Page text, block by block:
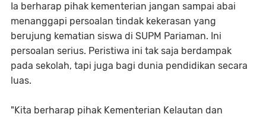
Ia berharap pihak kementerian jangan sampai abai
menanggapi persoalan tindak kekerasan yang
berujung kematian siswa di SUPM Pariaman. Ini
persoalan serius. Peristiwa ini tak saja berdampak
pada sekolah, tapi juga bagi dunia pendidikan secara
luas.
"Kita berharap pihak Kementerian Kelautan dan